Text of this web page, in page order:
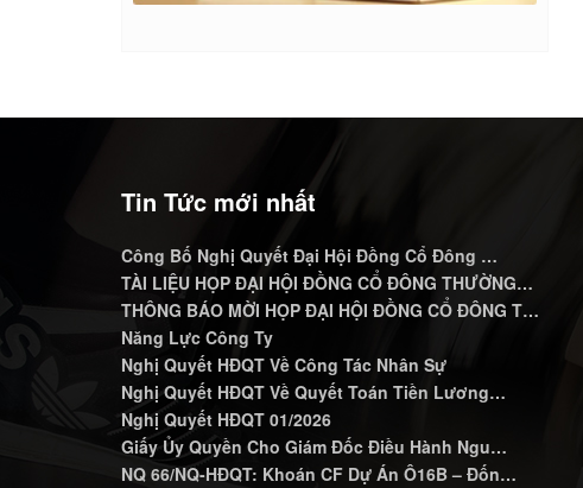
Tin Tức mới nhất
Công Bố Nghị Quyết Đại Hội Đồng Cổ Đông …
TÀI LIỆU HỌP ĐẠI HỘI ĐỒNG CỔ ĐÔNG THƯỜNG…
THÔNG BÁO MỜI HỌP ĐẠI HỘI ĐỒNG CỔ ĐÔNG T…
Năng Lực Công Ty
Nghị Quyết HĐQT Về Công Tác Nhân Sự
Nghị Quyết HĐQT Về Quyết Toán Tiền Lương…
Nghị Quyết HĐQT 01/2026
Giấy Ủy Quyền Cho Giám Đốc Điều Hành Ngu…
NQ 66/NQ-HĐQT: Khoán CF Dự Án Ô16B – Đốn…